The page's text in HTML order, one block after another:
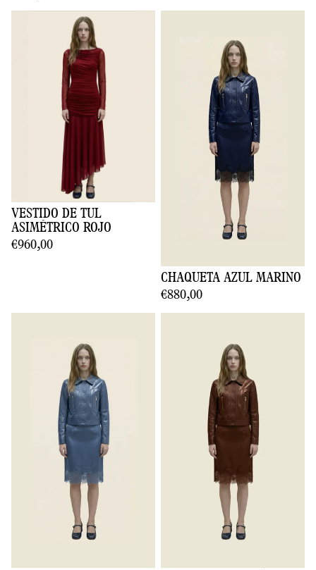
VESTIDO DE TUL
ASIMÉTRICO ROJO
€960,00
CHAQUETA AZUL MARINO
€880,00